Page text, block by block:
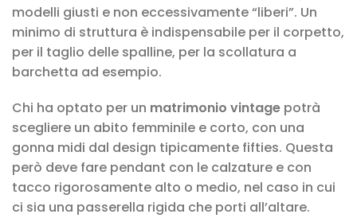
modelli giusti e non eccessivamente “liberi”. Un
minimo di struttura è indispensabile per il corpetto,
per il taglio delle spalline, per la scollatura a
barchetta ad esempio.
Chi ha optato per un matrimonio vintage potrà
scegliere un abito femminile e corto, con una
gonna midi dal design tipicamente fifties. Questa
però deve fare pendant con le calzature e con
tacco rigorosamente alto o medio, nel caso in cui
ci sia una passerella rigida che porti all’altare.